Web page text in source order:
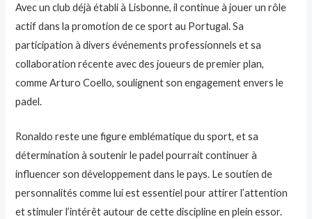
Avec un club déjà établi à Lisbonne, il continue à jouer un rôle
actif dans la promotion de ce sport au Portugal. Sa
participation à divers événements professionnels et sa
collaboration récente avec des joueurs de premier plan,
comme Arturo Coello, soulignent son engagement envers le
padel.
Ronaldo reste une figure emblématique du sport, et sa
détermination à soutenir le padel pourrait continuer à
influencer son développement dans le pays. Le soutien de
personnalités comme lui est essentiel pour attirer l’attention
et stimuler l’intérêt autour de cette discipline en plein essor.